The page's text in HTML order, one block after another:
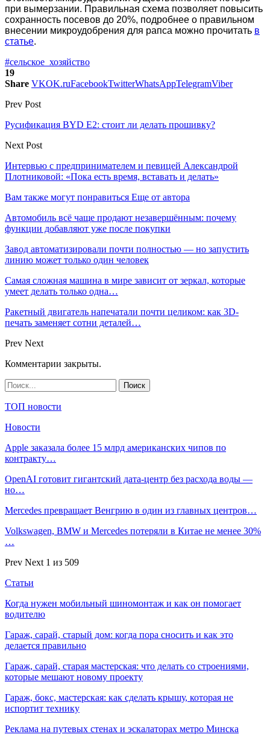
при вымерзании. Правильная схема позволяет повысить
сохранность посевов до 20%, подробнее о правильном
внесении микроудобрения для рапса можно прочитать в
статье.
#сельское_хозяйство
19
Share VKOK.ruFacebookTwitterWhatsAppTelegramViber
Prev Post
Русификация BYD E2: стоит ли делать прошивку?
Next Post
Интервью с предпринимателем и певицей Александрой
Плотниковой: «Пока есть время, вставать и делать»
Вам также могут понравиться Еще от автора
Автомобиль всё чаще продают незавершённым: почему
функции добавляют уже после покупки
Завод автоматизировали почти полностью — но запустить
линию может только один человек
Самая сложная машина в мире зависит от зеркал, которые
умеет делать только одна…
Ракетный двигатель напечатали почти целиком: как 3D-
печать заменяет сотни деталей…
Prev Next
Комментарии закрыты.
ТОП новости
Новости
Apple заказала более 15 млрд американских чипов по
контракту…
OpenAI готовит гигантский дата-центр без расхода воды —
но…
Mercedes превращает Венгрию в один из главных центров…
Volkswagen, BMW и Mercedes потеряли в Китае не менее 30%
…
Prev Next 1 из 509
Статьи
Когда нужен мобильный шиномонтаж и как он помогает
водителю
Гараж, сарай, старый дом: когда пора сносить и как это
делается правильно
Гараж, сарай, старая мастерская: что делать со строениями,
которые мешают новому проекту
Гараж, бокс, мастерская: как сделать крышу, которая не
испортит технику
Реклама на путевых стенах и эскалаторах метро Минска